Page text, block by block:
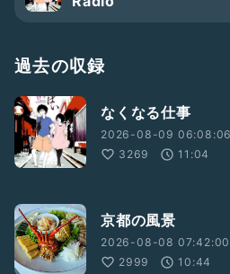
真心出版
https://jikohkan2025.com/
過去の収録
なくなる仕事
2026-08-09 06:08:06
3269
11:04
京都の風景
2026-08-08 07:42:00
2999
10:44